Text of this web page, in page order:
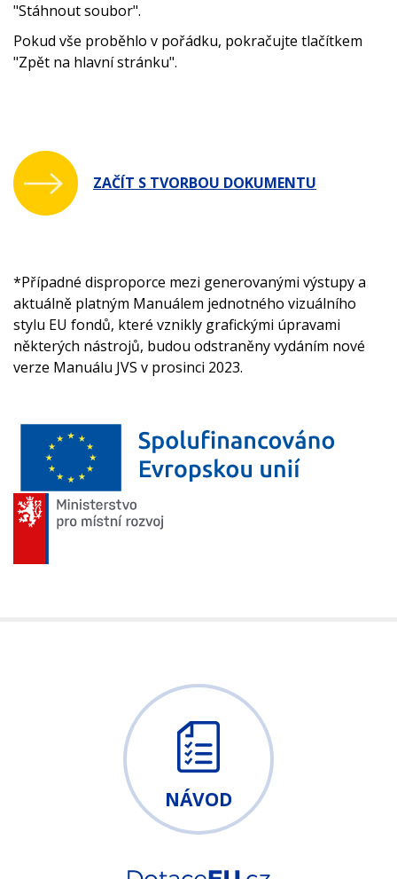
"Stáhnout soubor".
Pokud vše proběhlo v pořádku, pokračujte tlačítkem
"Zpět na hlavní stránku".
ZAČÍT S TVORBOU DOKUMENTU
*Případné disproporce mezi generovanými výstupy a
aktuálně platným Manuálem jednotného vizuálního
stylu EU fondů, které vznikly grafickými úpravami
některých nástrojů, budou odstraněny vydáním nové
verze Manuálu JVS v prosinci 2023.
NÁVOD